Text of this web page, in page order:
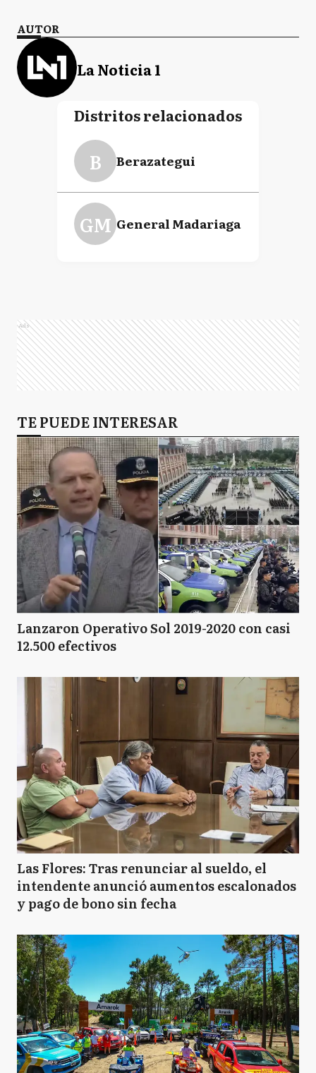
AUTOR
La Noticia 1
Distritos relacionados
B Berazategui
GM General Madariaga
Ads
TE PUEDE INTERESAR
Lanzaron Operativo Sol 2019-2020 con casi
12.500 efectivos
Las Flores: Tras renunciar al sueldo, el
intendente anunció aumentos escalonados
y pago de bono sin fecha